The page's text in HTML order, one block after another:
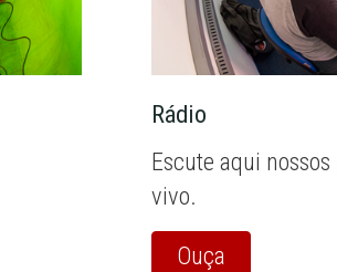
Rádio
Escute aqui
vivo.
Ouça